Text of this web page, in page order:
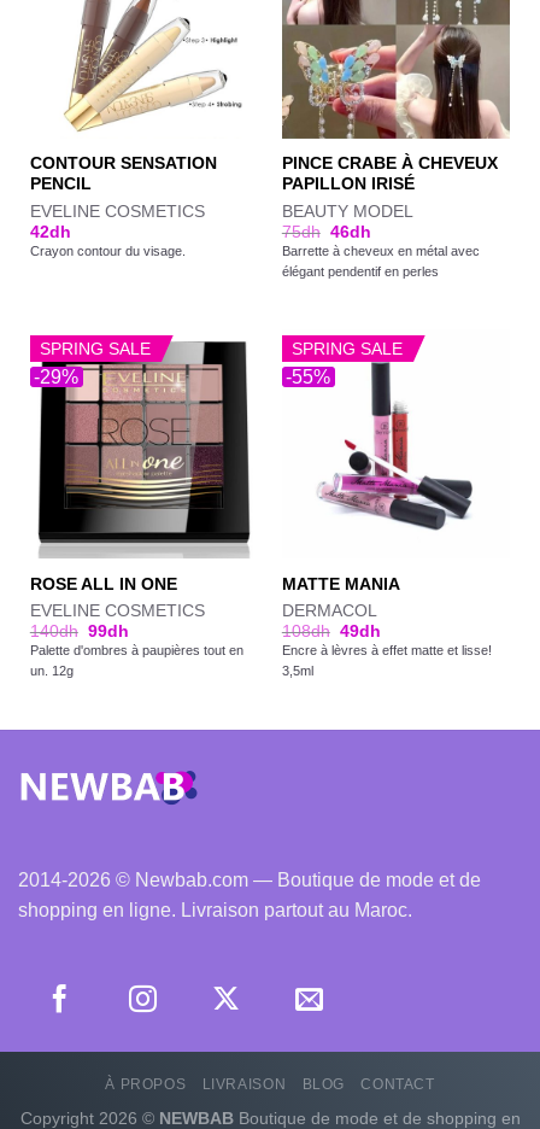
CONTOUR SENSATION
PENCIL
EVELINE COSMETICS
42dh
Crayon contour du visage.
PINCE CRABE À CHEVEUX
PAPILLON IRISÉ
BEAUTY MODEL
75dh 46dh
Barrette à cheveux en métal avec
élégant pendentif en perles
-29%
SPRING SALE
ROSE ALL IN ONE
EVELINE COSMETICS
140dh 99dh
Palette d'ombres à paupières tout en
un. 12g
-55%
SPRING SALE
MATTE MANIA
DERMACOL
108dh 49dh
Encre à lèvres à effet matte et lisse!
3,5ml
2014-2026 © Newbab.com — Boutique de mode et de
shopping en ligne. Livraison partout au Maroc.
À PROPOS LIVRAISON BLOG CONTACT
Copyright 2026 © NEWBABBoutique de mode et de shopping en